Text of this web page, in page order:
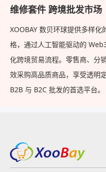
维修套件 跨境批发市场
XOOBAY 数贝环球提供多样
格，通过人工智能驱动的
化跨境贸易流程。零售商、分
效采购高品质商品，享受透明
B2B 与 B2C 批发的首选平台。